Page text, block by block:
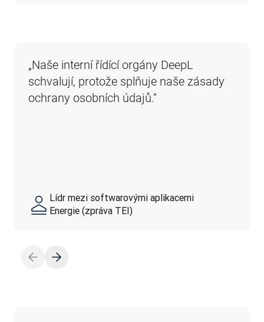
„Naše interní řídící orgány DeepL
schvalují, protože splňuje naše zásady
ochrany osobních údajů.“
Lídr mezi softwarovými aplikacemi
Energie (zpráva TEI)